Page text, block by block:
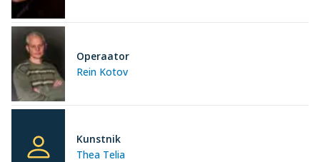
Rein Kotov
Operaator
Thea Telia
Kunstnik